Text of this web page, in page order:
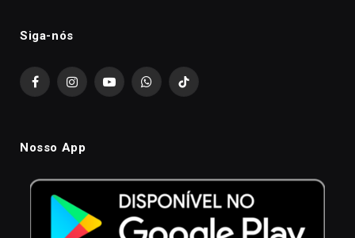
Siga-nós
FacebookInstagramYouTubeWhatsAppTikTok
Nosso App